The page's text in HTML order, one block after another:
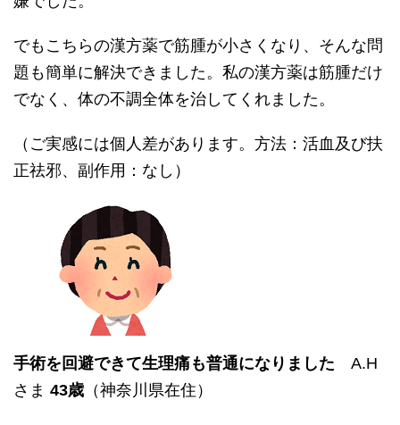
でもこちらの漢方薬で筋腫が小さくなり、そんな問
題も簡単に解決できました。私の漢方薬は筋腫だけ
でなく、体の不調全体を治してくれました。
（ご実感には個人差があります。方法：活血及び扶
正祛邪、副作用：なし）
手術を回避できて生理痛も普通になりました A.H
さま 43歳 （神奈川県在住）